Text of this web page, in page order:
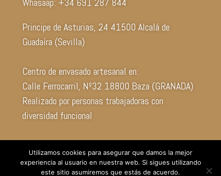
Principe de Asturias, 24 41500 Alcalá de
Guadaíra (Sevilla)
Centro de envasado artesanal en:
Calle Ferrocarril, Nº32 18800 Baza (GRANADA)
Realizado por personas trabajadoras con
diversidad funcional
Utilizamos cookies para asegurar que damos la mejor
experiencia al usuario en nuestra web. Si sigues utilizando
este sitio asumiremos que estás de acuerdo.